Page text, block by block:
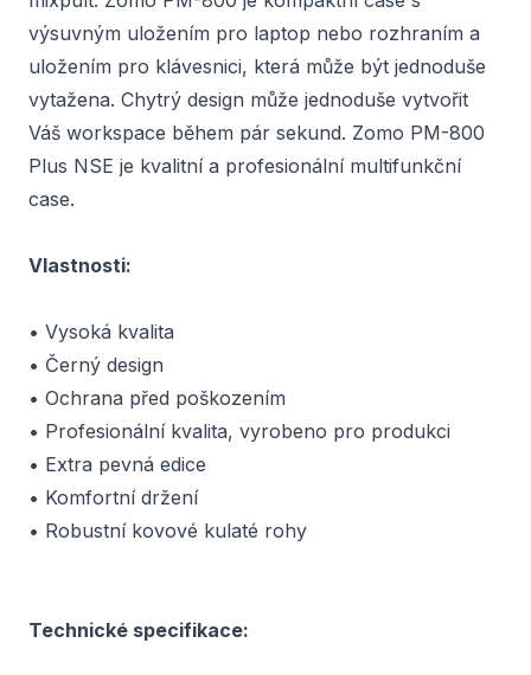
výsuvným uložením pro laptop nebo rozhraním a
uložením pro klávesnici, která může být jednoduše
vytažena. Chytrý design může jednoduše vytvořit
Váš workspace během pár sekund. Zomo PM-800
Plus NSE je kvalitní a profesionální multifunkční
case.
Vlastnosti:
• Vysoká kvalita
• Černý design
• Ochrana před poškozením
• Profesionální kvalita, vyrobeno pro produkci
• Extra pevná edice
• Komfortní držení
• Robustní kovové kulaté rohy
Technické specifikace: